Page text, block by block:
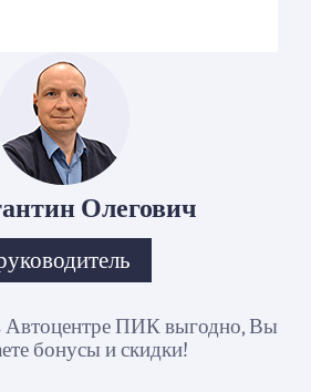
Олегович
Автоцентре ПИК выгодно, Вы
бонусы и скидки!